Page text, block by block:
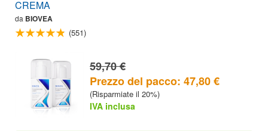
CREMA
da BIOVEA
(551)
59,70 €
Prezzo del pacco: 47,80 €
(Risparmiate il 20%)
IVA inclusa